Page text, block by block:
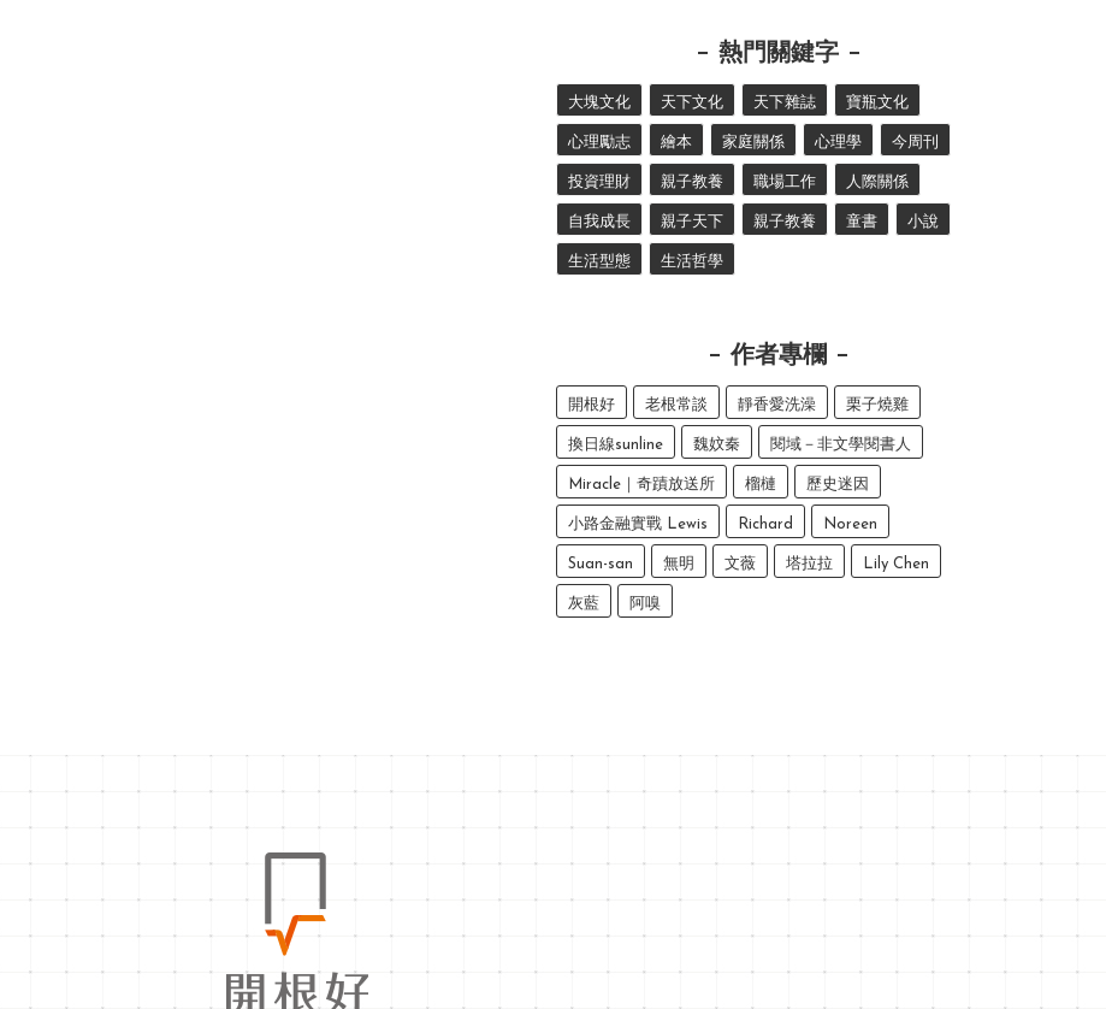
熱門關鍵字
大塊文化 天下文化 天下雜誌 寶瓶文化
心理勵志 繪本 家庭關係 心理學 今周刊
投資理財 親子教養 職場工作 人際關係
自我成長 親子天下 親子教養 童書 小說
生活型態 生活哲學
作者專欄
開根好 老根常談 靜香愛洗澡 栗子燒雞
換日線sunline 魏妏秦 閱域－非文學閱書人
Miracle｜奇蹟放送所 榴槤 歷史迷因
小路金融實戰 Lewis Richard Noreen
Suan-san 無明 文薇 塔拉拉 Lily Chen
灰藍 阿嗅